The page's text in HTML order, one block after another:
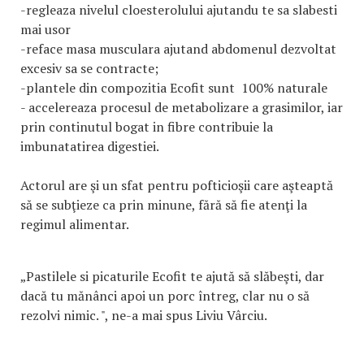
-regleaza nivelul cloesterolului ajutandu te sa slabesti
mai usor
-reface masa musculara ajutand abdomenul dezvoltat
excesiv sa se contracte;
-plantele din compozitia Ecofit sunt 100% naturale
- accelereaza procesul de metabolizare a grasimilor, iar
prin continutul bogat in fibre contribuie la
imbunatatirea digestiei.
Actorul are şi un sfat pentru pofticioşii care aşteaptă
să se subţieze ca prin minune, fără să fie atenţi la
regimul alimentar.
„Pastilele si picaturile Ecofit te ajută să slăbeşti, dar
dacă tu mănânci apoi un porc întreg, clar nu o să
rezolvi nimic. ", ne-a mai spus Liviu Vârciu.